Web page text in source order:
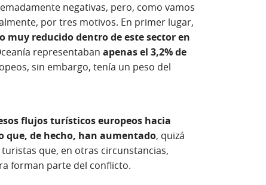
negativas, pero, como vamos
por tres motivos. En primer lugar,
muy reducido dentro de este sector en
representaban apenas el 3,2% de
sin embargo, tenía un peso del
flujos turísticos europeos hacia
que, de hecho, han aumentado, quizá
que, en otras circunstancias,
forman parte del conflicto.